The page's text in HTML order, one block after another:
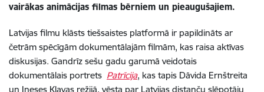
vairākas animācijas filmas bērniem un pieaugušajiem.
Latvijas filmu klāsts tiešsaistes platformā ir papildināts ar
četrām spēcīgām dokumentālajām filmām, kas raisa aktīvas
diskusijas. Gandrīz sešu gadu garumā veidotais
dokumentālais portrets Patrīcija, kas tapis Dāvida Ernštreita
un Ineses Kļavas režijā, vēsta par Latvijas distanču slēpotāju